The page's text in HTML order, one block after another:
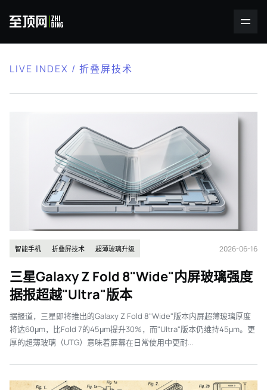
LIVE INDEX / 折叠屏技术
智能手机 折叠屏技术 超薄玻璃升级 2026-06-16
三星Galaxy Z Fold 8"Wide"内屏玻璃强度
据报超越"Ultra"版本
据报道，三星即将推出的Galaxy Z Fold 8"Wide"版本内屏超薄玻璃厚度
将达60μm，比Fold 7的45μm提升30%，而"Ultra"版本仍维持45μm。更
厚的超薄玻璃（UTG）意味着屏幕在日常使用中更耐...